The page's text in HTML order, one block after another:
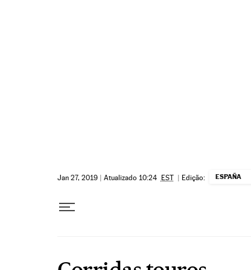
Jan 27, 2019 | Atualizado 10:24 EST | Edição: ESPAÑA